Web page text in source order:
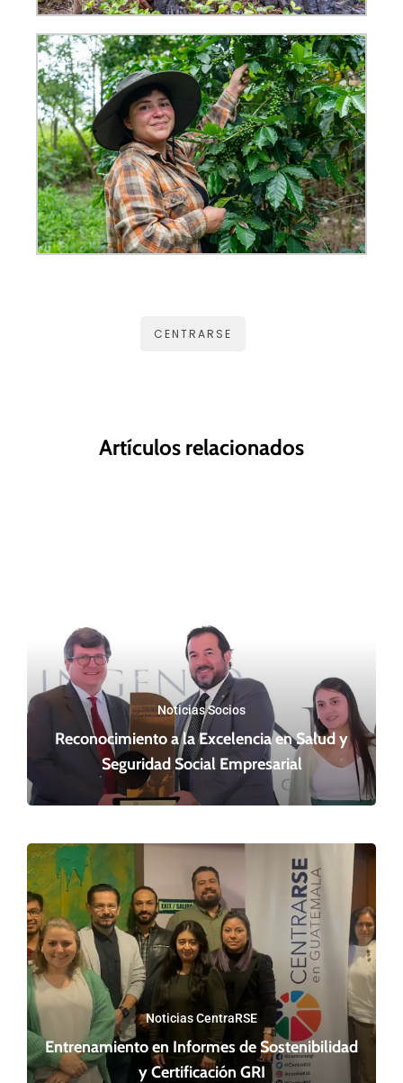
CENTRARSE
Artículos relacionados
Noticias Socios
Reconocimiento a la Excelencia en Salud y
Seguridad Social Empresarial
Noticias CentraRSE
Entrenamiento en Informes de Sostenibilidad
y Certificación GRI